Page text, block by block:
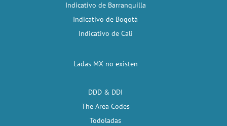
Indicativo de Barranquilla
Indicativo de Bogotá
Indicativo de Cali
Ladas MX no existen
DDD & DDI
The Area Codes
Todoladas